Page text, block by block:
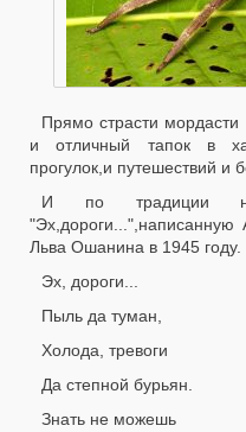
Прямо страсти
и отличный тапок в
прогулок,и путешествий и
И по традиции
Льва Ошанина в 1945
Эх, дороги...
Пыль да туман,
Холода, тревоги
Да степной бурьян.
Знать не можешь